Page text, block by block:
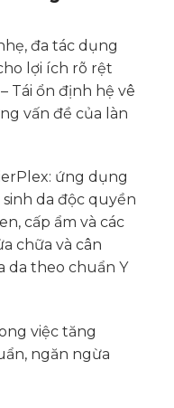
đa tác dụng
lợi ích rõ rệt
Tái ổn định hệ vê
vấn đề của làn
ứng dụng
da độc quyền
cấp ẩm và các
chữa và cân
da theo chuẩn Y
việc tăng
ngăn ngừa